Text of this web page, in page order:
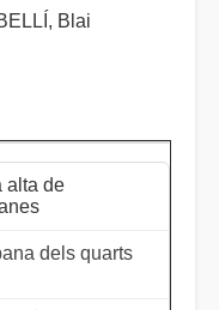
Blai
alta de
dels quarts